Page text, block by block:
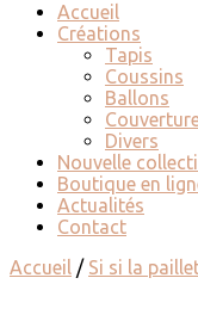
Accueil
Créations
Tapis
Coussins
Ballons
Divers
Nouvelle
Boutique en
Actualités
Contact
Accueil / Si si la